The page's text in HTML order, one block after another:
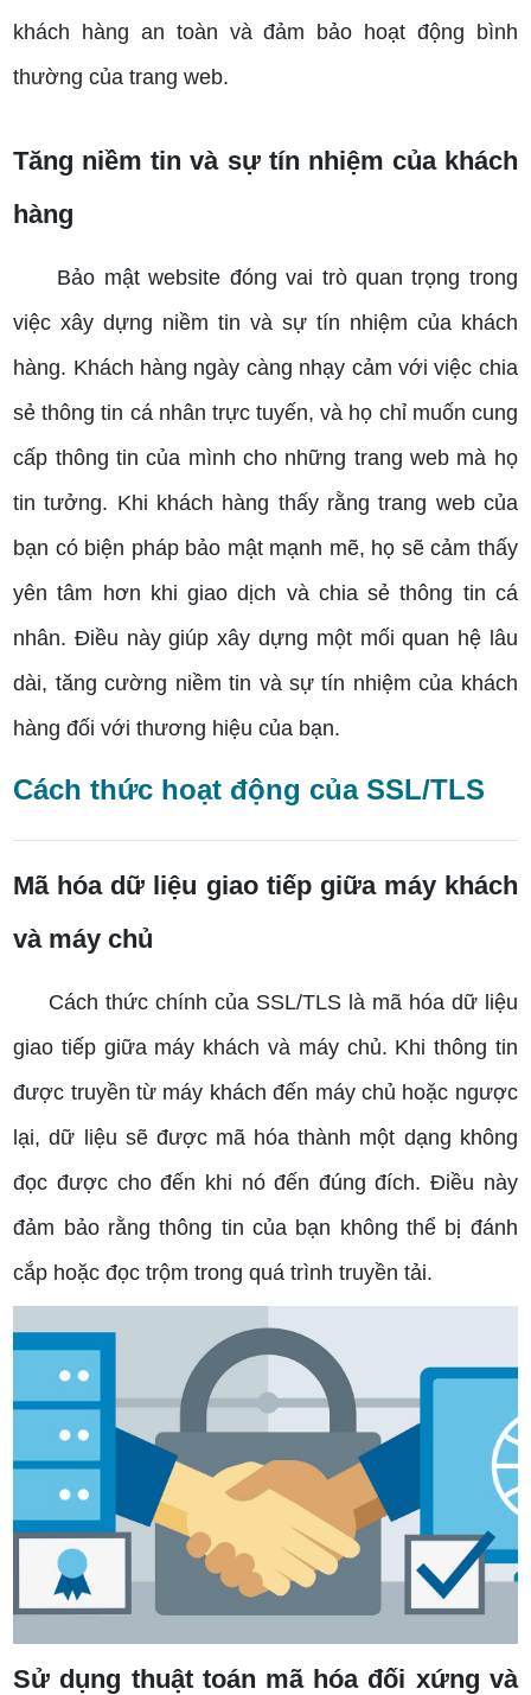
khách hàng an toàn và đảm bảo hoạt động bình
thường của trang web.
Tăng niềm tin và sự tín nhiệm của khách
hàng
Bảo mật website đóng vai trò quan trọng trong
việc xây dựng niềm tin và sự tín nhiệm của khách
hàng. Khách hàng ngày càng nhạy cảm với việc chia
sẻ thông tin cá nhân trực tuyến, và họ chỉ muốn cung
cấp thông tin của mình cho những trang web mà họ
tin tưởng. Khi khách hàng thấy rằng trang web của
bạn có biện pháp bảo mật mạnh mẽ, họ sẽ cảm thấy
yên tâm hơn khi giao dịch và chia sẻ thông tin cá
nhân. Điều này giúp xây dựng một mối quan hệ lâu
dài, tăng cường niềm tin và sự tín nhiệm của khách
hàng đối với thương hiệu của bạn.
Cách thức hoạt động của SSL/TLS
Mã hóa dữ liệu giao tiếp giữa máy khách
và máy chủ
Cách thức chính của SSL/TLS là mã hóa dữ liệu
giao tiếp giữa máy khách và máy chủ. Khi thông tin
được truyền từ máy khách đến máy chủ hoặc ngược
lại, dữ liệu sẽ được mã hóa thành một dạng không
đọc được cho đến khi nó đến đúng đích. Điều này
đảm bảo rằng thông tin của bạn không thể bị đánh
cắp hoặc đọc trộm trong quá trình truyền tải.
Sử dụng thuật toán mã hóa đối xứng và